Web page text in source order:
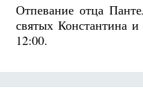
Отпевание отца
святых Константина
12:00.